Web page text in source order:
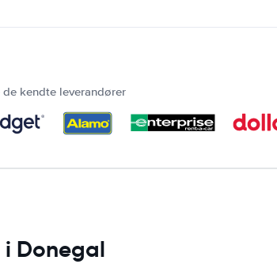
kendte leverandører
Donegal